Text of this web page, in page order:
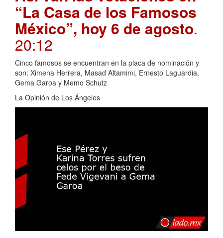
“La Casa de los Famosos
México”, hoy 6 de agosto.
20:12
Cinco famosos se encuentran en la placa de nominación y
son: Ximena Herrera, Masad Altamimi, Ernesto Laguardia,
Gema Garoa y Memo Schutz
La Opinión de Los Ángeles